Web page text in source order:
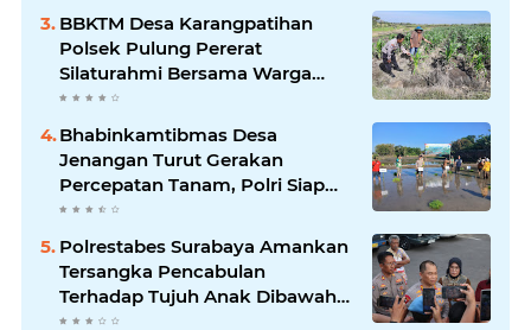
BBKTM Desa Karangpatihan
Polsek Pulung Pererat
Silaturahmi Bersama Warga
Wujudkan Kamtibmas yang
Aman
Bhabinkamtibmas Desa
Jenangan Turut Gerakan
Percepatan Tanam, Polri Siap
Kawal Swasembada Pangan
Kabupaten Ponorogo
Polrestabes Surabaya Amankan
Tersangka Pencabulan
Terhadap Tujuh Anak Dibawah
Umur